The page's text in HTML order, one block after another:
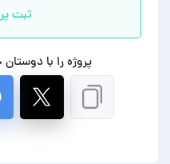
ثبت
پروژه را با